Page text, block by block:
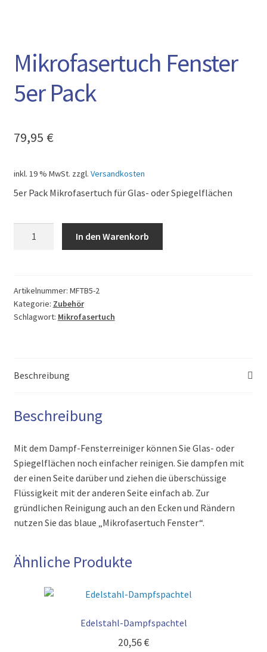
Mikrofasertuch Fenster
5er Pack
79,95 €
inkl. 19 % MwSt. zzgl. Versandkosten
5er Pack Mikrofasertuch für Glas- oder Spiegelflächen
Menge
In den Warenkorb
Artikelnummer: MFTB5-2
Kategorie: Zubehör
Schlagwort: Mikrofasertuch
Beschreibung
Beschreibung
Mit dem Dampf-Fensterreiniger können Sie Glas- oder
Spiegelflächen noch einfacher reinigen. Sie dampfen mit
der einen Seite darüber und ziehen die überschüssige
Flüssigkeit mit der anderen Seite einfach ab. Zur
gründlichen Reinigung auch an den Ecken und Rändern
nutzen Sie das blaue „Mikrofasertuch Fenster“.
Ähnliche Produkte
Edelstahl-Dampfspachtel
20,56€